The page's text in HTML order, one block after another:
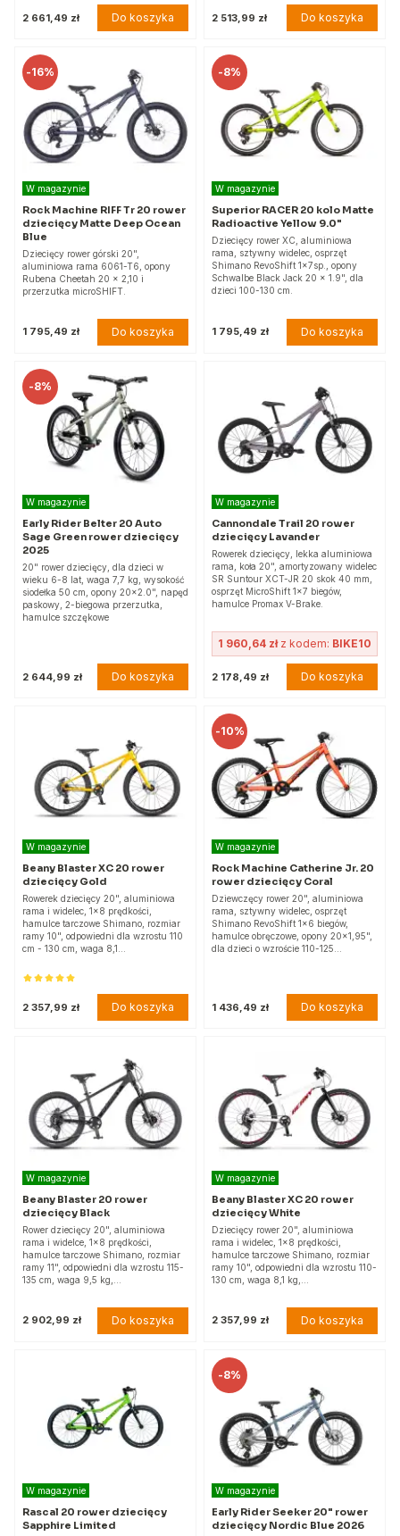
2 661,49 zł Do koszyka 2 513,99 zł Do koszyka
-16%
W magazynie
Rock Machine RIFF Tr 20 rower
dziecięcy Matte Deep Ocean
Blue
Dziecięcy rower górski 20",
aluminiowa rama 6061-T6, opony
Rubena Cheetah 20 × 2,10 i
przerzutka microSHIFT.
1 795,49 zł Do koszyka
-8%
W magazynie
Superior RACER 20 kolo Matte
Radioactive Yellow 9.0"
Dziecięcy rower XC, aluminiowa
rama, sztywny widelec, osprzęt
Shimano RevoShift 1x7sp., opony
Schwalbe Black Jack 20 x 1.9", dla
dzieci 100-130 cm.
1 795,49 zł Do koszyka
-8%
W magazynie
Early Rider Belter 20 Auto
Sage Green rower dziecięcy
2025
20" rower dziecięcy, dla dzieci w
wieku 6-8 lat, waga 7,7 kg, wysokość
siodełka 50 cm, opony 20x2.0", napęd
paskowy, 2-biegowa przerzutka,
hamulce szczękowe
2 644,99 zł Do koszyka
W magazynie
Cannondale Trail 20 rower
dziecięcy Lavander
Rowerek dziecięcy, lekka aluminiowa
rama, koła 20", amortyzowany widelec
SR Suntour XCT-JR 20 skok 40 mm,
osprzęt MicroShift 1x7 biegów,
hamulce Promax V-Brake.
1 960,64 złz kodem: BIKE10
2 178,49 zł Do koszyka
W magazynie
Beany Blaster XC 20 rower
dziecięcy Gold
Rowerek dziecięcy 20", aluminiowa
rama i widelec, 1x8 prędkości,
hamulce tarczowe Shimano, rozmiar
ramy 10", odpowiedni dla wzrostu 110
cm - 130 cm, waga 8,1…
2 357,99 zł Do koszyka
-10%
W magazynie
Rock Machine Catherine Jr. 20
rower dziecięcy Coral
Dziewczęcy rower 20", aluminiowa
rama, sztywny widelec, osprzęt
Shimano RevoShift 1x6 biegów,
hamulce obręczowe, opony 20×1,95",
dla dzieci o wzroście 110-125…
1 436,49 zł Do koszyka
W magazynie
Beany Blaster 20 rower
dziecięcy Black
Rower dziecięcy 20", aluminiowa
rama i widelce, 1x8 prędkości,
hamulce tarczowe Shimano, rozmiar
ramy 11", odpowiedni dla wzrostu 115-
135 cm, waga 9,5 kg,…
2 902,99 zł Do koszyka
W magazynie
Beany Blaster XC 20 rower
dziecięcy White
Dziecięcy rower 20", aluminiowa
rama i widelec, 1x8 prędkości,
hamulce tarczowe Shimano, rozmiar
ramy 10", odpowiedni dla wzrostu 110-
130 cm, waga 8,1 kg,…
2 357,99 zł Do koszyka
W magazynie
Rascal 20 rower dziecięcy
Sapphire Limited
-8%
W magazynie
Early Rider Seeker 20" rower
dziecięcy Nordic Blue 2026